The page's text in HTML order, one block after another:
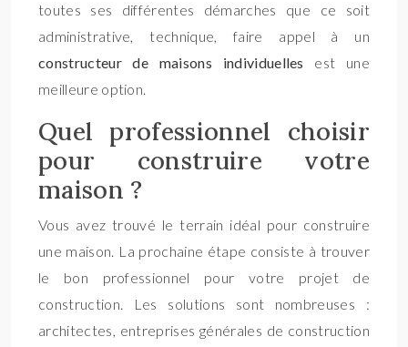
toutes ses différentes démarches que ce soit
administrative, technique, faire appel à un
constructeur de maisons individuelles est une
meilleure option.
Quel professionnel choisir
pour construire votre
maison ?
Vous avez trouvé le terrain idéal pour construire
une maison. La prochaine étape consiste à trouver
le bon professionnel pour votre projet de
construction. Les solutions sont nombreuses :
architectes, entreprises générales de construction